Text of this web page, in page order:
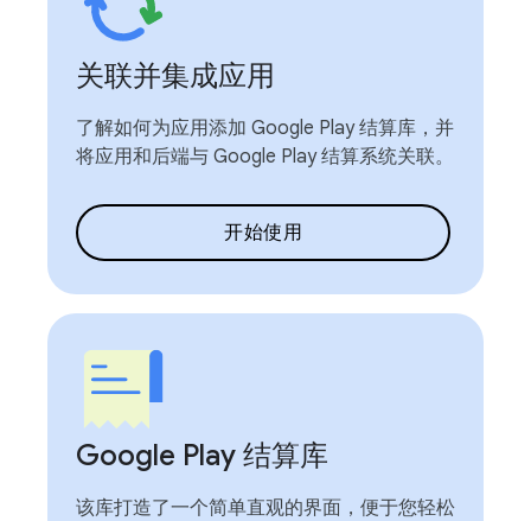
关联并集成应用
了解如何为应用添加 Google Play 结算库，并
将应用和后端与 Google Play 结算系统关联。
开始使用
Google Play 结算库
该库打造了一个简单直观的界面，便于您轻松